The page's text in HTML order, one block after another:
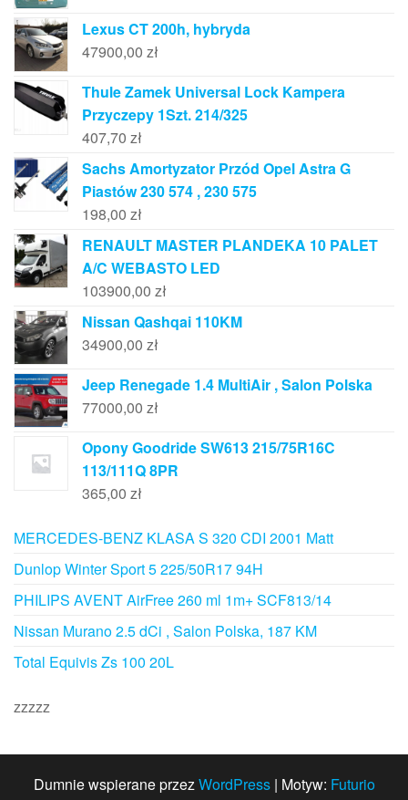
Lexus CT 200h, hybryda
47900,00 zł
Thule Zamek Universal Lock Kampera
Przyczepy 1Szt. 214/325
407,70 zł
Sachs Amortyzator Przód Opel Astra G
Piastów 230 574 , 230 575
198,00 zł
RENAULT MASTER PLANDEKA 10 PALET
A/C WEBASTO LED
103900,00 zł
Nissan Qashqai 110KM
34900,00 zł
Jeep Renegade 1.4 MultiAir , Salon Polska
77000,00 zł
Opony Goodride SW613 215/75R16C
113/111Q 8PR
365,00 zł
MERCEDES-BENZ KLASA S 320 CDI 2001 Matt
Dunlop Winter Sport 5 225/50R17 94H
PHILIPS AVENT AirFree 260 ml 1m+ SCF813/14
Nissan Murano 2.5 dCi , Salon Polska, 187 KM
Total Equivis Zs 100 20L
zzzzz
Dumnie wspierane przezWordPress | Motyw: Futurio